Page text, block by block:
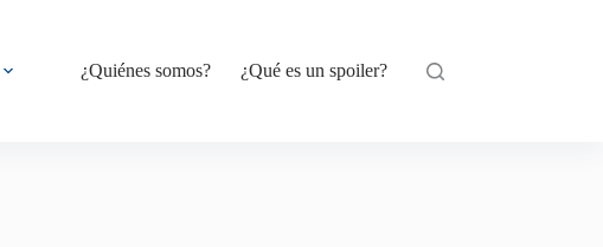
¿Quiénes somos? ¿Qué es un spoiler?